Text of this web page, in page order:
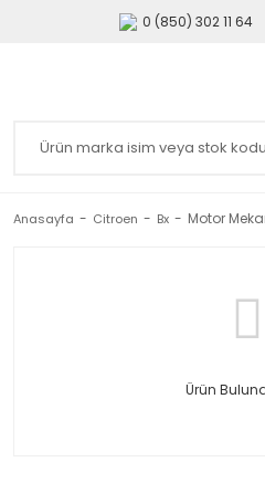
0 (850) 302 11 64
Anasayfa Citroen Bx Motor
Ürün